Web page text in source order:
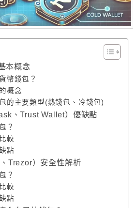
本概念
幣錢包？
概念
的主要類型(熱錢包、冷錢包)
、Trust Wallet）優缺點
？
較
點
Trezor）安全性解析
？
較
點